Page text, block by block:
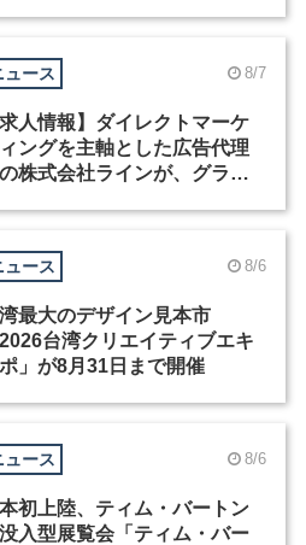
ュース 8/7
求人情報】ダイレクトマーケ
ングを主軸とした広告代理
株式会社ラインが、グラフ
ュース 8/6
最大のデザイン見本市
2026台湾クリエイティブエキ
」が8月31日まで開催
ュース 8/6
初上陸、ティム・バートン
入型展覧会「ティム・バー